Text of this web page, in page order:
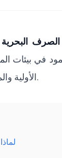
البحرية
في بيئات
الأولية والمتانة على المدى الطويل في منصات التنقيب عن النفط ومزارع الرياح والسفن البحرية.